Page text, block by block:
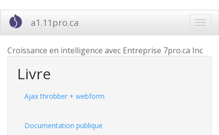
Aller
contenu
a1.11pro.ca
Croissance en intelligence avec Entreprise 7pro.ca Inc
Livre
Ajax throbber + webform
Documentation publique